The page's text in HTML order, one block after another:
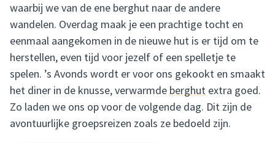
waarbij we van de ene berghut naar de andere
wandelen. Overdag maak je een prachtige tocht en
eenmaal aangekomen in de nieuwe hut is er tijd om te
herstellen, even tijd voor jezelf of een spelletje te
spelen. ’s Avonds wordt er voor ons gekookt en smaakt
het diner in de knusse, verwarmde berghut extra goed.
Zo laden we ons op voor de volgende dag. Dit zijn de
avontuurlijke groepsreizen zoals ze bedoeld zijn.